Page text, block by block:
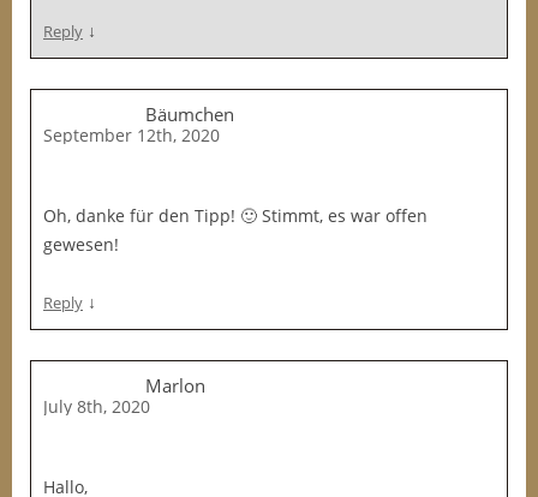
Reply ↓
Bäumchen
September 12th, 2020
Oh, danke für den Tipp! 🙂 Stimmt, es war offen
gewesen!
Reply ↓
Marlon
July 8th, 2020
Hallo,